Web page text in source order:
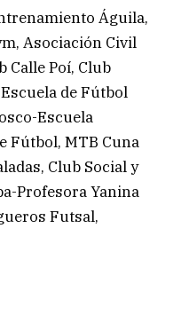
Águila,
Asociación Civil
Calle Poí, Club
de Fútbol
Escuela
Fútbol, MTB Cuna
Club Social y
Profesora Yanina
Futsal,